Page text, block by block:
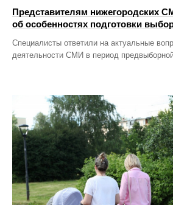
Представителям нижегородских
об особенностях подготовки
Специалисты ответили на актуальные
деятельности СМИ в период